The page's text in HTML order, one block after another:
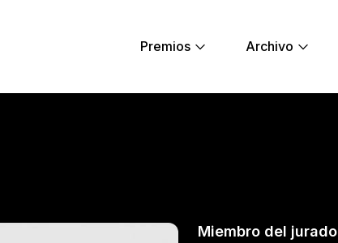
Premios
Archivo
Miembro del jurado